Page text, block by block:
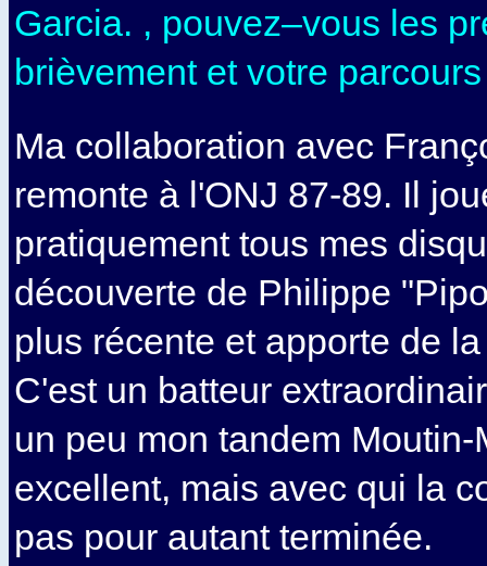
Garcia. , pouvez–vous les
brièvement et votre
Ma collaboration avec
remonte à l'ONJ 87-89. Il
pratiquement tous mes
découverte de Philippe
plus récente et apporte de
C'est un batteur
un peu mon tandem
excellent, mais avec qui la
pas pour autant terminée.